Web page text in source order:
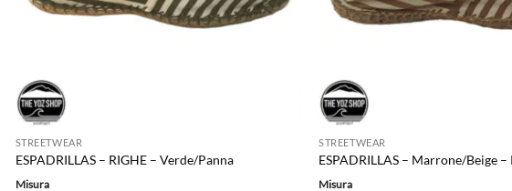
STREETWEAR
ESPADRILLAS – RIGHE – Verde/Panna
Misura
STREETWEAR
ESPADRILLAS – Marrone/Beige –
Misura